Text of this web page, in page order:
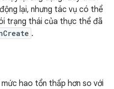
lại, nhưng tác vụ có thể
trạng thái của thực thể đã
.
hao tổn thấp hơn so với